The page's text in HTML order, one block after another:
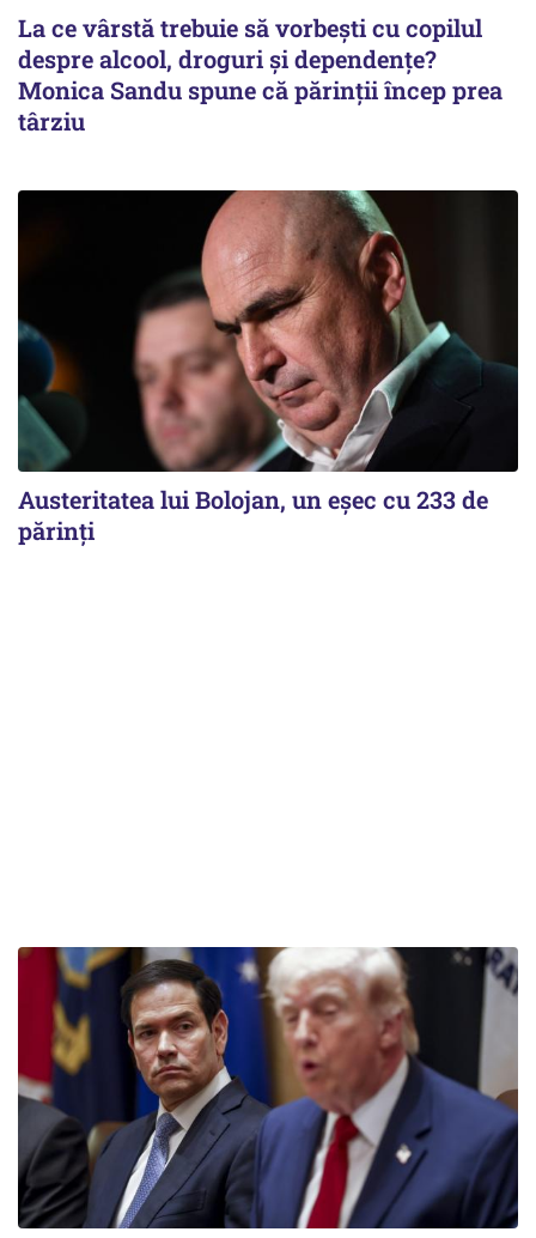
La ce vârstă trebuie să vorbești cu copilul
despre alcool, droguri și dependențe?
Monica Sandu spune că părinții încep prea
târziu
Austeritatea lui Bolojan, un eșec cu 233 de
părinți